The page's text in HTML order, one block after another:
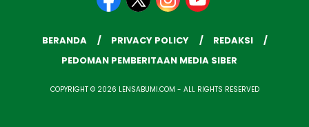
BERANDA PRIVACY POLICY
REDAKSI
PEDOMAN PEMBERITAAN MEDIA SIBER
COPYRIGHT © 2026 LENSABUMI.COM - ALL RIGHTS RESERVED